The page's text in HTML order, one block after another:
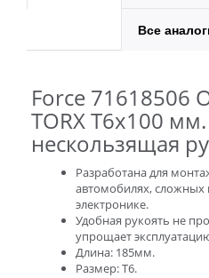
Все
Force 71618506
TORX Т6х100
нескользящая
Разработана для
автомобилях, сложных
электронике.
Удобная рукоять не
упрощает
Длина: 185мм.
Размер: Т6.